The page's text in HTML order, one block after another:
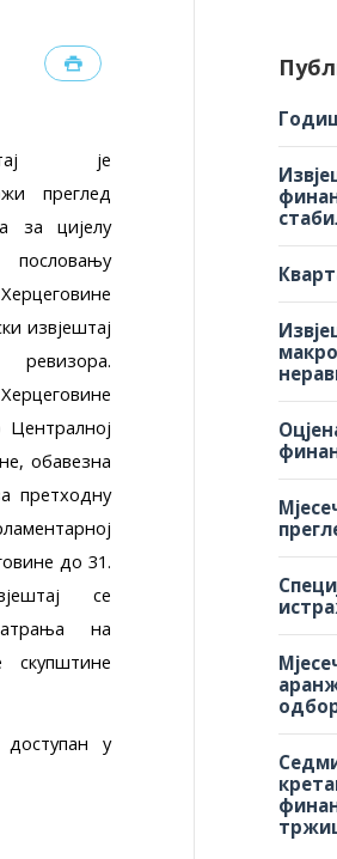
је
преглед
за цијелу
извјештај
обавезна
претходну
до 31.
се
на
скупштине
у